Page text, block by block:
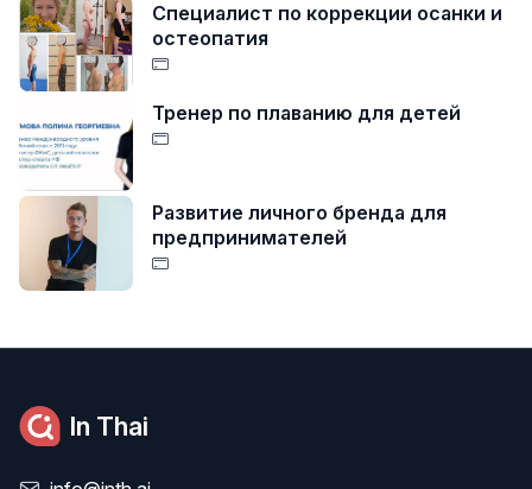
Специалист по коррекции осанки и
остеопатия
Тренер по плаванию для детей
Развитие личного бренда для
предпринимателей
In Thai